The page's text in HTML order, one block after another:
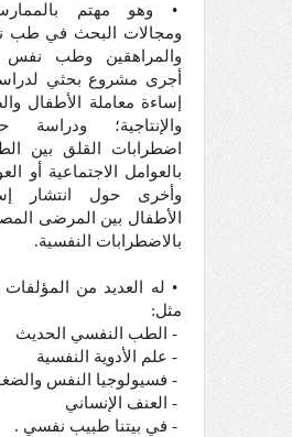
• وهو مهتم
ومجالات البحث في طب
والمراهقين وطب نفس
أجرى مشروع بحثي
إساءة معاملة الأطفال
والإنتاجية؛ ودراسة
اضطرابات القلق بين
بالعوامل الاجتماعية أو
وأخرى حول انتشار
الأطفال بين المرضى
بالاضطرابات النفسية.
• له العديد من المؤلفات
مثل:
- الطب النفسي الحديث
- علم الأدوية النفسية
- فسيولوجيا النفس
- العنف الإنساني
- في بيتنا طبيب نفسي .